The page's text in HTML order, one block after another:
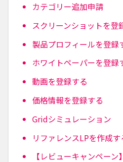
カテゴリー追加申請
スクリーンショットを登
製品プロフィールを登録
ホワイトペーパーを登録
動画を登録する
価格情報を登録する
Gridシミュレーション
リファレンスLPを作成す
【レビューキャンペー